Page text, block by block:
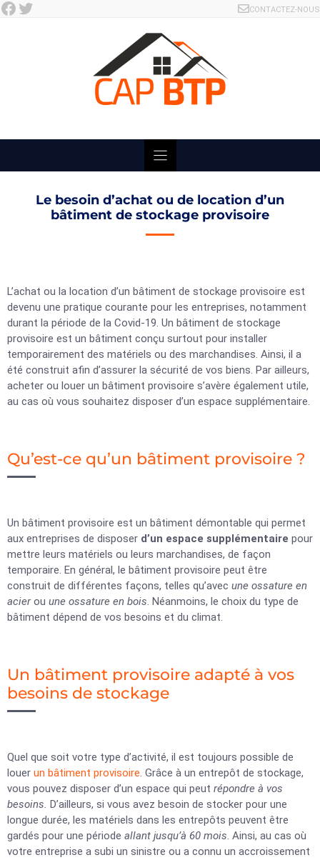
Skip
Facebook Twitter CONTACTEZ-NOUS
Le besoin d’achat ou de location d’un
bâtiment de stockage provisoire
L’achat ou la location d’un bâtiment de stockage provisoire est
devenu une pratique courante pour les entreprises, notamment
durant la période de la Covid-19. Un bâtiment de stockage
provisoire est un bâtiment conçu surtout pour installer
temporairement des matériels ou des marchandises. Ainsi, il a
été construit afin d’assurer la sécurité de vos biens. Par ailleurs,
acheter ou louer un bâtiment provisoire s’avère également utile,
au cas où vous souhaitez disposer d’un espace supplémentaire.
Qu’est-ce qu’un bâtiment provisoire ?
Un bâtiment provisoire est un bâtiment démontable qui permet
aux entreprises de disposer d’un espace supplémentaire pour
mettre leurs matériels ou leurs marchandises, de façon
temporaire. En général, le bâtiment provisoire peut être
construit de différentes façons, telles qu’avec une ossature en
acierou une ossature en bois. Néanmoins, le choix du type de
bâtiment dépend de vos besoins et du climat.
Un bâtiment provisoire adapté à vos
besoins de stockage
Quel que soit votre type d’activité, il est toujours possible de
louer un bâtiment provisoire. Grâce à un entrepôt de stockage,
vous pouvez disposer d’un espace qui peut répondre à vos
besoins. D’ailleurs, si vous avez besoin de stocker pour une
longue durée, les matériels dans les entrepôts peuvent être
gardés pour une période allant jusqu’à 60 mois. Ainsi, au cas où
votre entreprise a subi un sinistre ou a connu un accroissement